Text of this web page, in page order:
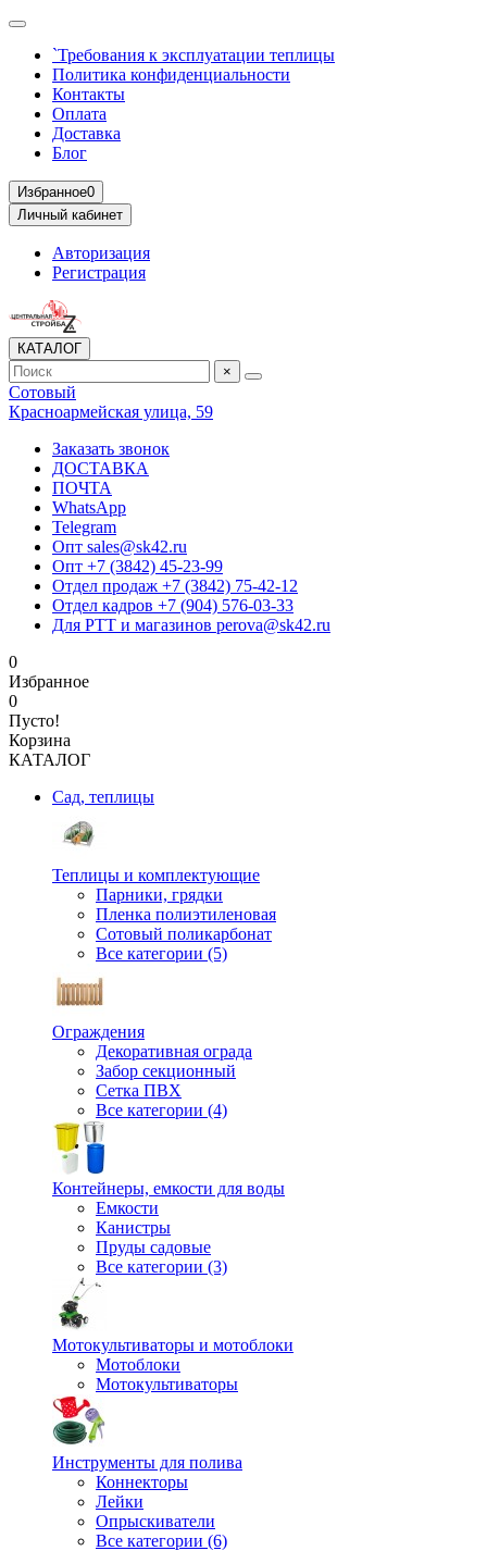
`Требования к эксплуатации теплицы
Политика конфиденциальности
Контакты
Оплата
Доставка
Блог
Избранное0
Личный кабинет
Авторизация
Регистрация
КАТАЛОГ
×
Сотовый
Красноармейская улица, 59
Заказать звонок
ДОСТАВКА
ПОЧТА
WhatsApp
Telegram
Опт sales@sk42.ru
Опт +7 (3842) 45-23-99
Отдел продаж +7 (3842) 75-42-12
Отдел кадров +7 (904) 576-03-33
Для РТТ и магазинов perova@sk42.ru
0
Избранное
0
Пусто!
Корзина
КАТАЛОГ
Сад, теплицы
Теплицы и комплектующие
Парники, грядки
Пленка полиэтиленовая
Сотовый поликарбонат
Все категории (5)
Ограждения
Декоративная ограда
Забор секционный
Сетка ПВХ
Все категории (4)
Контейнеры, емкости для воды
Емкости
Канистры
Пруды садовые
Все категории (3)
Мотокультиваторы и мотоблоки
Мотоблоки
Мотокультиваторы
Инструменты для полива
Коннекторы
Лейки
Опрыскиватели
Все категории (6)